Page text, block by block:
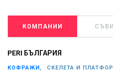
КОМПАНИИ
PERI БЪЛГАРИЯ
КОФРАЖИ, СКЕЛЕТА И